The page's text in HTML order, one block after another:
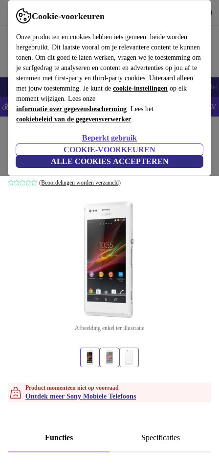
Cookie-voorkeuren
Onze producten en cookies hebben iets gemeen: beide worden
hergebruikt. Dit laatste vooral om je relevantere content te kunnen
tonen. Om dit goed te laten werken, vragen we je toestemming om
je surfgedrag te analyseren en content en advertenties op jou af te
stemmen met first-party en third-party cookies. Uiteraard alleen
met jouw toestemming. Je kunt de cookie-instellingen op elk
moment wijzigen. Lees onze
informatie over gegevensbescherming. Lees het
cookiebeleid van de gegevensverwerker.
Beperkt gebruik
COOKIE-VOORKEUREN
ALLE COOKIES ACCEPTEREN
Gebruik refurbed snel en eenvoudig
Smartphones Laptops Tablets Smartwatches Accessoires
💰Bespaar 5% EXTRA op alle iPhones - Code: IPHONEDEAL - AV
Sony Xperia M
4 GB | wit
(Beoordelingen worden verzameld)
Afbeelding enkel ter illustratie
Product momenteen niet op voorraad
Ontdek meer Sony Mobiele Telefoons
Functies Specificaties